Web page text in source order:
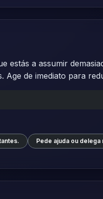
estás a assumir
Age de imediato para
Pede ajuda ou